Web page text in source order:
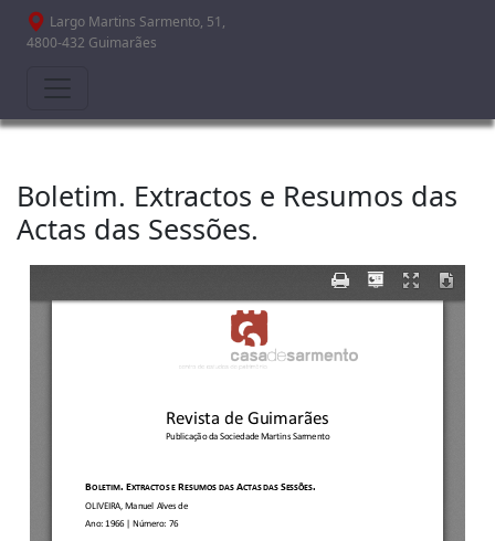
Passar para o conteúdo principal
Largo Martins Sarmento, 51,
4800-432 Guimarães
Boletim. Extractos e Resumos das
Actas das Sessões.